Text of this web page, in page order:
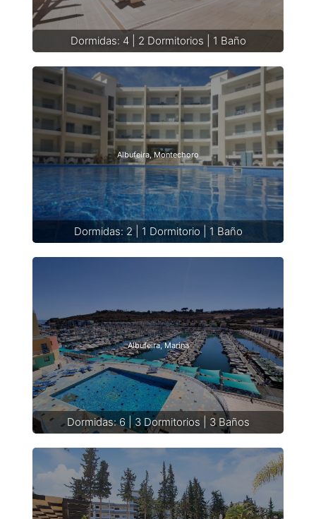
Dormidas: 4 | 2 Dormitorios | 1 Baño
Albufeira, Montechoro
Dormidas: 2 | 1 Dormitorio | 1 Baño
Albufeira, Marina
Dormidas: 6 | 3 Dormitorios | 3 Baños